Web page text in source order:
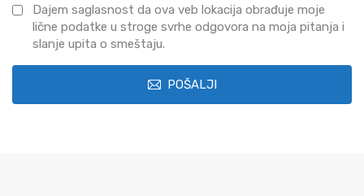
Dajem saglasnost da ova veb lokacija obrađuje moje
lične podatke u stroge svrhe odgovora na moja pitanja i
slanje upita o smeštaju.
POŠALJI